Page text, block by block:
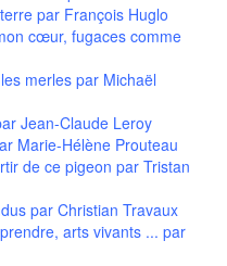
par François Huglo
cœur, fugaces comme
merles par Michaël
Jean-Claude Leroy
Marie-Hélène Prouteau
de ce pigeon par Tristan
par Christian Travaux
arts vivants ... par